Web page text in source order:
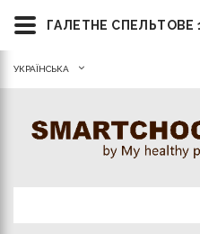
УКРАЇНСЬКА
ГАЛЕТНЕ СПЕЛЬТОВЕ